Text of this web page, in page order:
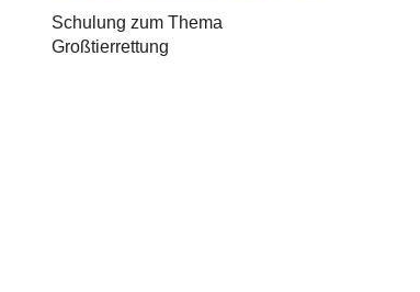
Schulung zum Thema
Großtierrettung